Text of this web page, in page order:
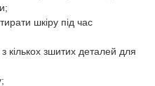
шкіру під час
кількох зшитих деталей для